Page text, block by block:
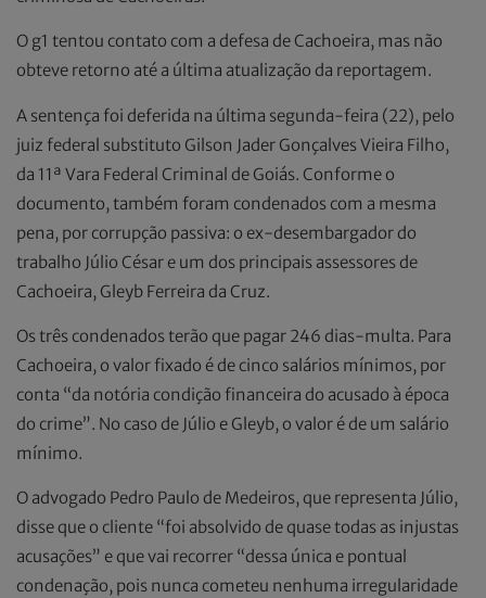
O g1 tentou contato com a defesa de Cachoeira, mas não
obteve retorno até a última atualização da reportagem.
A sentença foi deferida na última segunda-feira (22), pelo
juiz federal substituto Gilson Jader Gonçalves Vieira Filho,
da 11ª Vara Federal Criminal de Goiás. Conforme o
documento, também foram condenados com a mesma
pena, por corrupção passiva: o ex-desembargador do
trabalho Júlio César e um dos principais assessores de
Cachoeira, Gleyb Ferreira da Cruz.
Os três condenados terão que pagar 246 dias-multa. Para
Cachoeira, o valor fixado é de cinco salários mínimos, por
conta “da notória condição financeira do acusado à época
do crime”. No caso de Júlio e Gleyb, o valor é de um salário
mínimo.
O advogado Pedro Paulo de Medeiros, que representa Júlio,
disse que o cliente “foi absolvido de quase todas as injustas
acusações” e que vai recorrer “dessa única e pontual
condenação, pois nunca cometeu nenhuma irregularidade